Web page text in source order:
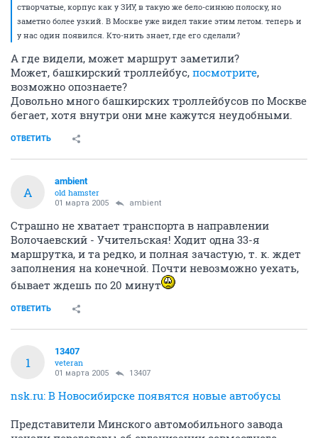
створчатые, корпус как у ЗИУ, в такую же бело-синюю полоску, но
заметно более узкий. В Москве уже видел такие этим летом. теперь и
у нас один появился. Кто-нить знает, где его сделали?
А где видели, может маршрут заметили?
Может, башкирский троллейбус, посмотрите,
возможно опознаете?
Довольно много башкирских троллейбусов по Москве
бегает, хотя внутри они мне кажутся неудобными.
ОТВЕТИТЬ
A
ambient
old hamster
01 марта 2005 ambient
Страшно не хватает транспорта в направлении
Волочаевский - Учительская! Ходит одна 33-я
маршрутка, и та редко, и полная зачастую, т. к. ждет
заполнения на конечной. Почти невозможно уехать,
бывает ждешь по 20 минут
ОТВЕТИТЬ
1
13407
veteran
01 марта 2005 13407
nsk.ru: В Новосибирске появятся новые автобусы
Представители Минского автомобильного завода